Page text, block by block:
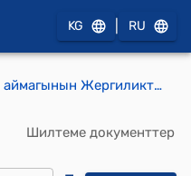
KG RU
Миң-Булак айыл аймагынын Жергиликтүү жамаатынын (Миң-Булак айыл аймагынын айылдык кеңешинин 2025-жылдын 17-январындагы № 21 токтомуна ылайык) уставы
Шилтеме документтер